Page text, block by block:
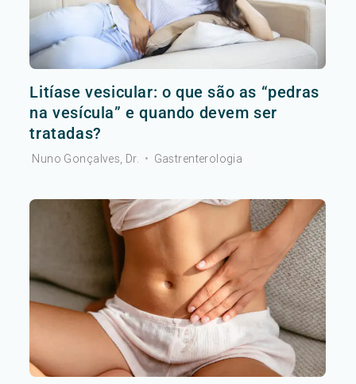
Litíase vesicular: o que são as “pedras
na vesícula” e quando devem ser
tratadas?
Nuno Gonçalves, Dr. • Gastrenterologia